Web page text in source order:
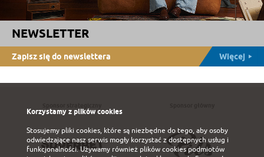
NEWSLETTER
Zapisz się do newslettera Więcej
Korzystamy z plików cookies
Stosujemy pliki cookies, które są niezbędne do tego, aby osoby
odwiedzające nasz serwis mogły korzystać z dostępnych usług i
funkcjonalności. Używamy również plików cookies podmiotów